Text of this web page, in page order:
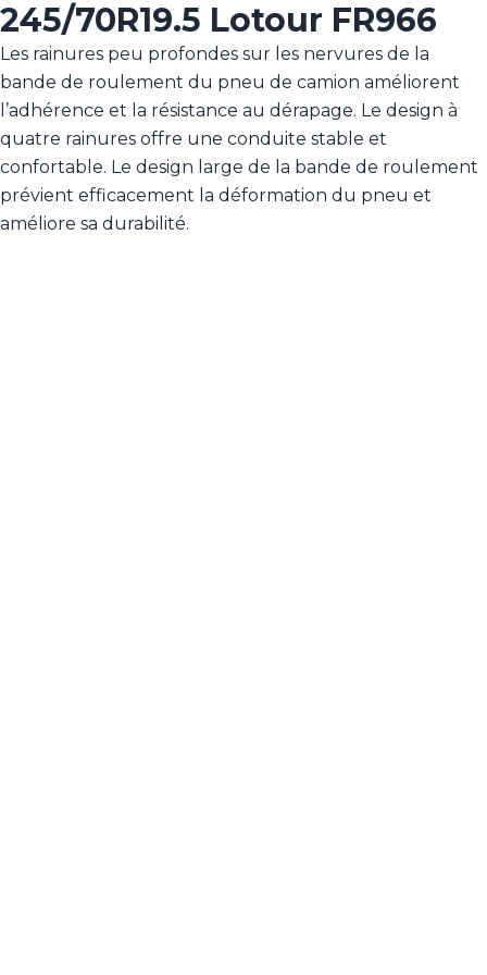
245/70R19.5 Lotour FR966
Les rainures peu profondes sur les nervures de la
bande de roulement du pneu de camion améliorent
l’adhérence et la résistance au dérapage. Le design à
quatre rainures offre une conduite stable et
confortable. Le design large de la bande de roulement
prévient efficacement la déformation du pneu et
améliore sa durabilité.